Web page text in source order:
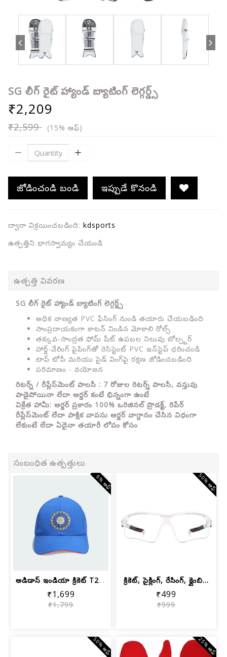
SG లీగ్ రైట్ హ్యాండ్ బ్యాటింగ్ లెగ్గర్డ్స్
₹2,209
₹2,599 (15% ఆఫ్)
జోడించండి బండి ఇప్పుడే కొనండి
ద్వారా విక్రయించబడింది: kdsports
ఉత్పత్తిని భాగస్వామ్యం చేయండి
ఉత్పత్తి వివరణ
SG లీగ్ రైట్ హ్యాండ్ బ్యాటింగ్ లెగ్గర్డ్స్
అధిక నాణ్యత PVC ఫేసింగ్ నుండి తయారు చేయబడింది
సాంప్రదాయకంగా కాటన్ నిండిన మోకాలి రోల్స్
తక్కువ-సాంద్రత ఫోమ్ షీట్ ఉపబల నిలువు బోల్స్టర్
హార్డ్-వేరింగ్ పైపింగ్‌తో రెసిస్టెంట్ PVC ఇన్‌స్టెప్ ధరించండి
టాప్ టోపీ మరియు సైడ్ వింగ్‌పై రక్షణ జోడించబడింది
పరిమాణం - వయోజన
రిటర్న్ / రీప్లేస్‌మెంట్ పాలసీ : 7 రోజుల రిటర్న్ పాలసీ, వస్తువు
పాడైపోయినా లేదా ఆర్డర్ కంటే భిన్నంగా ఉంటే
విక్రేత హామీ: ఆర్డర్ ప్రకారం 100% ఒరిజినల్ ప్రొడక్ట్, రిపేర్
రీప్లేస్‌మెంట్ లేదా పాక్షిక వాపసు ఆర్డర్ వాగ్దానం చేసిన విధంగా
లేకుంటే లేదా ఏదైనా తయారీ లోపం కోసం
సంబంధిత ఉత్పత్తులు
అడిడాస్ ఇండియా క్రికెట్ T20i యునిసెక్...
₹1,699
₹1,799
6% ఆఫ్
క్రికెట్, సైక్లింగ్, రేసింగ్, క్లైంబి...
₹499
₹999
50% ఆఫ్
50% ఆఫ్ 25% ఆఫ్